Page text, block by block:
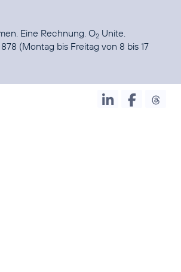
Eine Rechnung. O2 Unite
(Montag bis Freitag von 8 bis 17